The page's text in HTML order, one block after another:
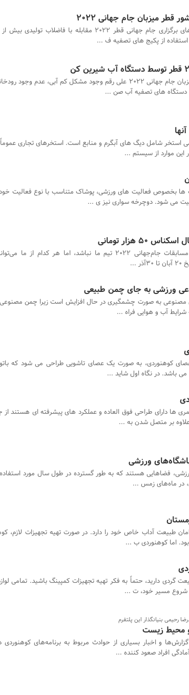
میزبان جام جهانی 2022
از چالش های برگزاری جام جهانی قطر 2022 مقابله با
از پکیج های تصفیه ف ...
کشور قطر میزبان جام جهانی 2022 علی رقم وجود مشکل کم آبی، عدم
دستگاه های تصفیه آب صن ...
استخر شامل دیگ های آبگرم و منابع است. استخرهای تجاری
موارد از سیستم ...
ها بخصوص فعالیت های ورزشی، پوشاک متناسب با نوع فعالیت خود
می شود. دوچرخه سواری نیز ی ...
هزار تومانی
شاید برنده مسابقات جام‌جهانی 2022 تیم ما نباشد، اما هر کدام
...
ورزشی به جای چمن طبیعی
مصنوعی به صورت چشمگیری در حال افزایش است زیرا چمن مصنوعی
آب و هوایی فراه ...
عصای کوهنوردی، به صورت یک عصای تاشویی طراحی می شود که
باشد. در نگاه اول شاید ...
ها دارای طراحی فوق العاده و عملکرد های پیشرفته ای هستند
بر متصل شدن به ...
ورزشی
فضاهایی هستند که به طور گسترده در طول سال مورد استفاده
در ماه‌های زمس ...
طبیعت آداب خاص خود را دارد. در صورت تهیه تجهیزات لازم،
اما کوهنوردی ب ...
گردی دارید، حتماً به فکر تهیه تجهیزات کمپینگ باشید. تمامی
شروع مسیر خود، ت ...
رحیمی بنیانگذار این پلتفرم
محیط زیست
و اخبار بسیاری از حوادث مربوط به برنامه‌های کوهنوردی
افراد صعود کننده ...